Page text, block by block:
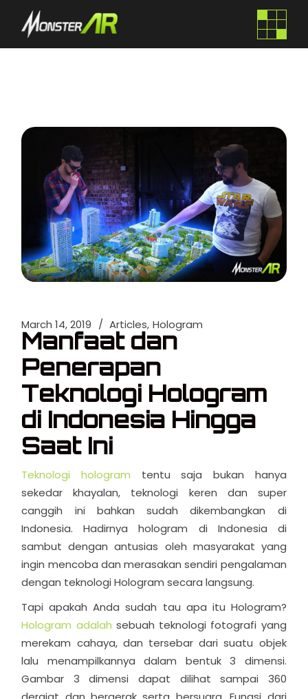
March 14, 2019 Articles Hologram
Manfaat dan
Penerapan
Teknologi Hologram
di Indonesia Hingga
Saat Ini
Teknologi hologram tentu saja bukan hanya
sekedar khayalan, teknologi keren dan super
canggih ini bahkan sudah dikembangkan di
Indonesia. Hadirnya hologram di Indonesia di
sambut dengan antusias oleh masyarakat yang
ingin mencoba dan merasakan sendiri pengalaman
dengan teknologi Hologram secara langsung.
Tapi apakah Anda sudah tau apa itu Hologram?
Hologram adalah sebuah teknologi fotografi yang
merekam cahaya, dan tersebar dari suatu objek
lalu menampilkannya dalam bentuk 3 dimensi.
Gambar 3 dimensi dapat dilihat sampai 360